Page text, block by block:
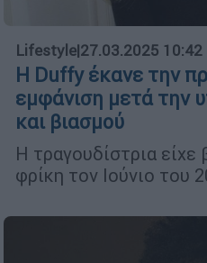
Lifestyle|27.03.2025 10:42
Η Duffy έκανε την
εμφάνιση μετά την
και βιασμού
Η τραγουδίστρια
φρίκη τον Ιούνιο του